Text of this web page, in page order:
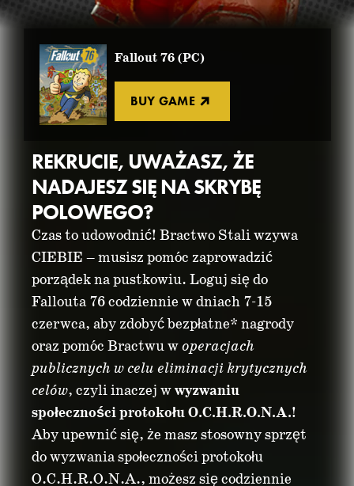
DOŁĄCZ DO
PROTOKOŁU
O.C.H.R.O.N.A. W
FALLOUCIE 76 I
ZGARNIJ NAGRODY!
07 czerwca 2026
Fallout 76 (PC)
BUY GAME
REKRUCIE, UWAŻASZ, ŻE
NADAJESZ SIĘ NA SKRYBĘ
POLOWEGO?
Czas to udowodnić! Bractwo Stali wzywa
CIEBIE – musisz pomóc zaprowadzić
porządek na pustkowiu. Loguj się do
Fallouta 76 codziennie w dniach 7-15
czerwca, aby zdobyć bezpłatne* nagrody
oraz pomóc Bractwu woperacjach
publicznych w celu eliminacji krytycznych
celów, czyli inaczej wwyzwaniu
społeczności protokołu O.C.H.R.O.N.A.!
Aby upewnić się, że masz stosowny sprzęt
do wyzwania społeczności protokołu
O.C.H.R.O.N.A., możesz się codziennie